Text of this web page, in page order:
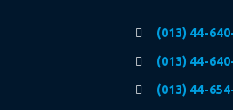
(013) 44-
(013) 44-
(013) 44-